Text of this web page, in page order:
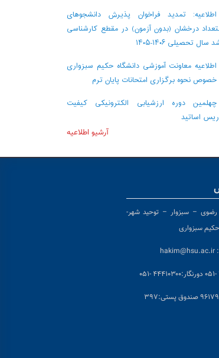
اطلاعیه: تمدید فراخوان پذیرش دانشجو‌های
درخشان (بدون آزمون) در مقطع کارشناسی
سال تحصیلی ۱۴۰۶-۱۴۰۵
اطلاعیه معاونت آموزشی دانشگاه حکیم سبزواری
خصوص نحوه برگزاری امتحانات پایان ترم
چهلمین دوره ارزشیابی الکترونیکی کیفیت
اساتید
آرشیو اطلاعیه
رضوی – سبزوار – توحید شهر-
سبزواری
hakim@hsu.ac.ir
دورنگار:۴۴۴۱۰۳۰۰ -۰۵۱